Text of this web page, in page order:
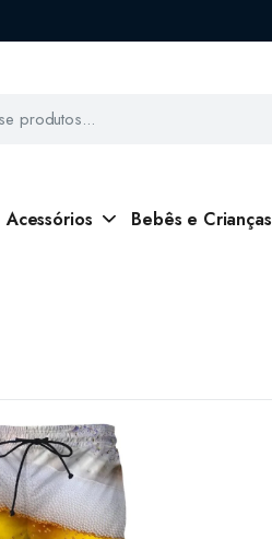
Acessórios Bebês e Crianças